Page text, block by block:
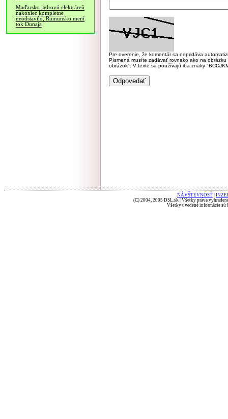
Maďarsko jadrovú elektráreň
nakoniec kompletne
neodstavilo, Rumunsko mení
tok Dunaja
Pre overenie, že komentár sa nepridáva
Písmená musíte zadávať rovnako ako na
obrázok". V texte sa používajú iba znaky
NÁVŠTEVNOSŤ
(C) 2004, 2005 DSL.sk | Všetky práva
Všetky uvedené informácie sú